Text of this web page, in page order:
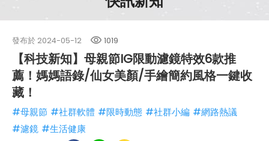
發布於 2024-05-12 1019
【科技新知】母親節IG限動濾鏡特效6款推
薦！媽媽語錄/仙女美顏/手繪簡約風格一鍵收
藏！
#母親節 #社群軟體 #限時動態 #社群小編 #網路熱議
#濾鏡 #生活健康